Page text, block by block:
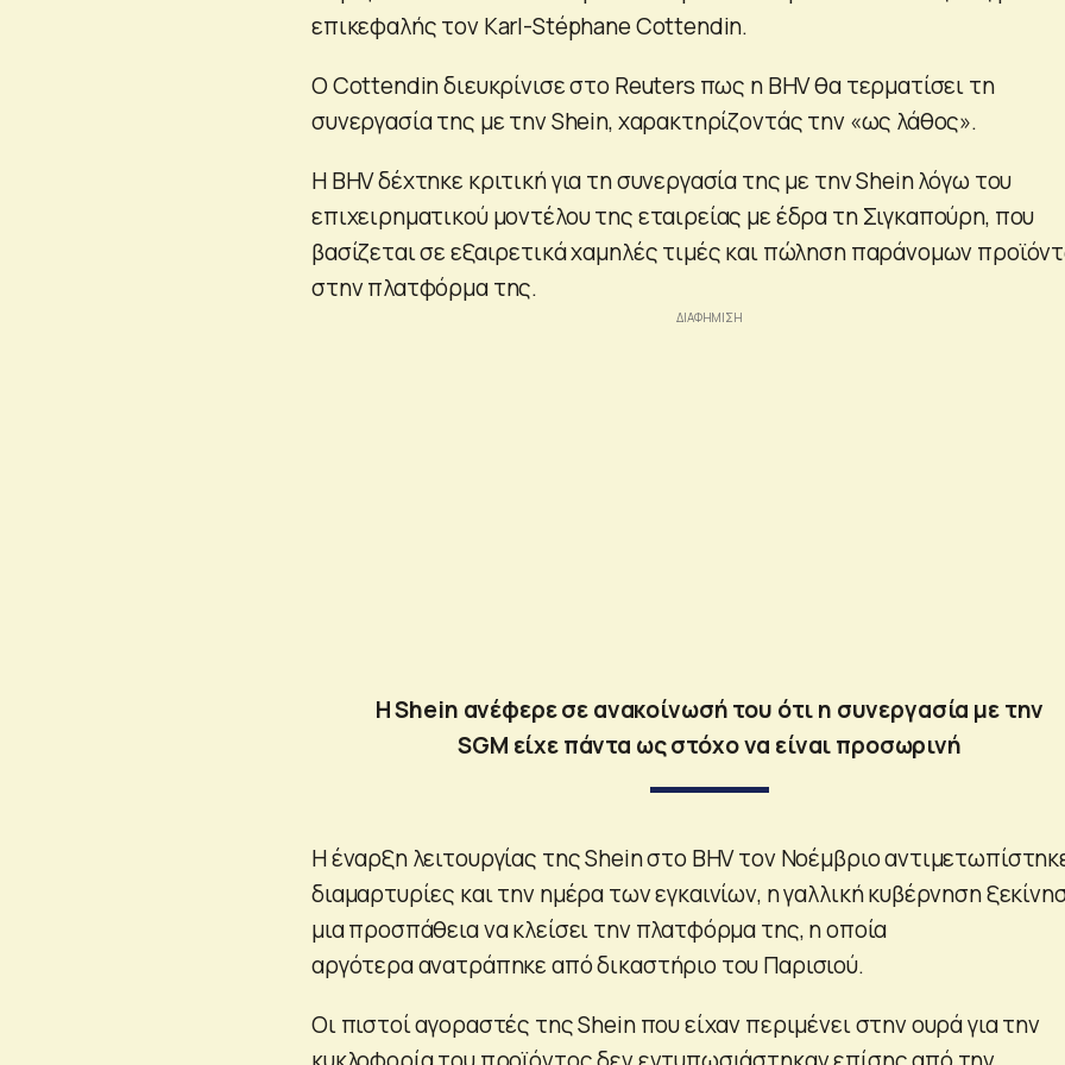
επικεφαλής τον Karl-Stéphane Cottendin.
Ο Cottendin διευκρίνισε στο Reuters πως η BHV θα τερματίσει τη
συνεργασία της με την Shein, χαρακτηρίζοντάς την «ως λάθος».
Η BHV δέχτηκε κριτική για τη συνεργασία της με την Shein λόγω του
επιχειρηματικού μοντέλου της εταιρείας με έδρα τη Σιγκαπούρη, που
βασίζεται σε εξαιρετικά χαμηλές τιμές και πώληση παράνομων
στην πλατφόρμα της.
Η Shein ανέφερε σε ανακοίνωσή του ότι η συνεργασία με την
SGM είχε πάντα ως στόχο να είναι προσωρινή
Η έναρξη λειτουργίας της Shein στο BHV τον Νοέμβριο
διαμαρτυρίες και την ημέρα των εγκαινίων, η γαλλική κυβέρνηση
μια προσπάθεια να κλείσει την πλατφόρμα της, η οποία
αργότερα ανατράπηκε από δικαστήριο του Παρισιού.
Οι πιστοί αγοραστές της Shein που είχαν περιμένει στην ουρά για την